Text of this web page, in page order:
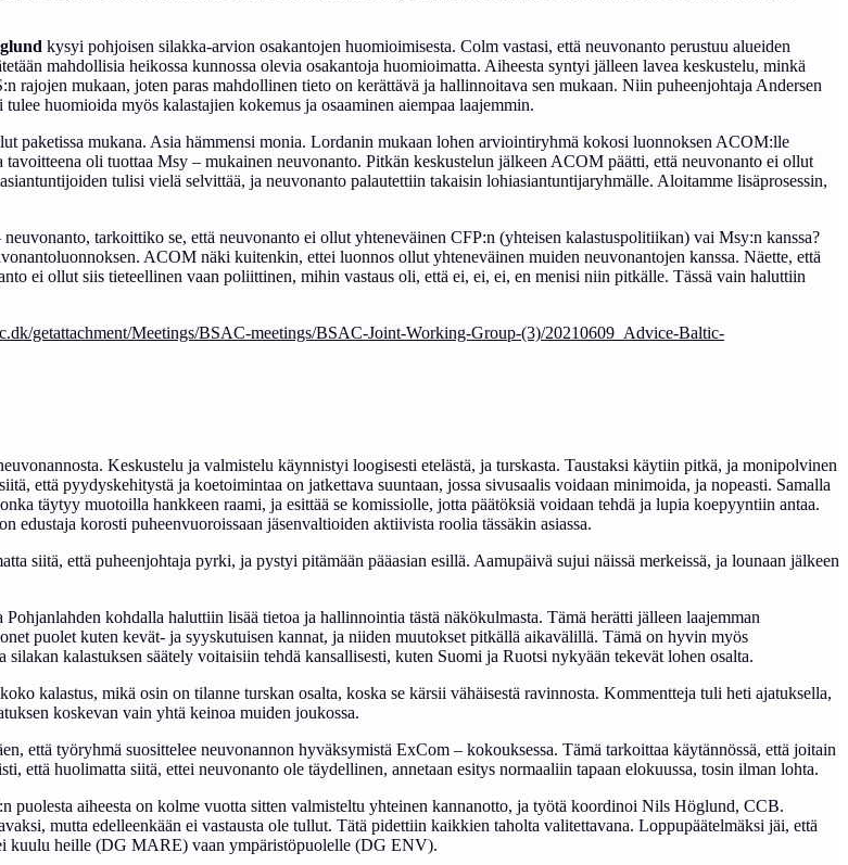
kysyi pohjoisen silakka-arvion osakantojen huomioimisesta. Colm vastasi, että neuvonanto perustuu alueiden
mahdollisia heikossa kunnossa olevia osakantoja huomioimatta. Aiheesta syntyi jälleen lavea keskustelu, minkä
rajojen mukaan, joten paras mahdollinen tieto on kerättävä ja hallinnoitava sen mukaan. Niin puheenjohtaja Andersen
huomioida myös kalastajien kokemus ja osaaminen aiempaa laajemmin.
paketissa mukana. Asia hämmensi monia. Lordanin mukaan lohen arviointiryhmä kokosi luonnoksen ACOM:lle
oli tuottaa Msy – mukainen neuvonanto. Pitkän keskustelun jälkeen ACOM päätti, että neuvonanto ei ollut
tulisi vielä selvittää, ja neuvonanto palautettiin takaisin lohiasiantuntijaryhmälle. Aloitamme lisäprosessin,
tarkoittiko se, että neuvonanto ei ollut yhteneväinen CFP:n (yhteisen kalastuspolitiikan) vai Msy:n kanssa?
ACOM näki kuitenkin, ettei luonnos ollut yhteneväinen muiden neuvonantojen kanssa. Näette, että
ei ollut siis tieteellinen vaan poliittinen, mihin vastaus oli, että ei, ei, ei, en menisi niin pitkälle. Tässä vain haluttiin
getattachment/Meetings/BSAC-meetings/BSAC-Joint-Working-Group-(3)/20210609_Advice-Baltic-
Keskustelu ja valmistelu käynnistyi loogisesti etelästä, ja turskasta. Taustaksi käytiin pitkä, ja monipolvinen
että pyydyskehitystä ja koetoimintaa on jatkettava suuntaan, jossa sivusaalis voidaan minimoida, ja nopeasti. Samalla
täytyy muotoilla hankkeen raami, ja esittää se komissiolle, jotta päätöksiä voidaan tehdä ja lupia koepyyntiin antaa.
korosti puheenvuoroissaan jäsenvaltioiden aktiivista roolia tässäkin asiassa.
siitä, että puheenjohtaja pyrki, ja pystyi pitämään pääasian esillä. Aamupäivä sujui näissä merkeissä, ja lounaan jälkeen
kohdalla haluttiin lisää tietoa ja hallinnointia tästä näkökulmasta. Tämä herätti jälleen laajemman
puolet kuten kevät- ja syyskutuisen kannat, ja niiden muutokset pitkällä aikavälillä. Tämä on hyvin myös
kalastuksen säätely voitaisiin tehdä kansallisesti, kuten Suomi ja Ruotsi nykyään tekevät lohen osalta.
kalastus, mikä osin on tilanne turskan osalta, koska se kärsii vähäisestä ravinnosta. Kommentteja tuli heti ajatuksella,
koskevan vain yhtä keinoa muiden joukossa.
että työryhmä suosittelee neuvonannon hyväksymistä ExCom – kokouksessa. Tämä tarkoittaa käytännössä, että joitain
että huolimatta siitä, ettei neuvonanto ole täydellinen, annetaan esitys normaaliin tapaan elokuussa, tosin ilman lohta.
aiheesta on kolme vuotta sitten valmisteltu yhteinen kannanotto, ja työtä koordinoi Nils Höglund, CCB.
mutta edelleenkään ei vastausta ole tullut. Tätä pidettiin kaikkien taholta valitettavana. Loppupäätelmäksi jäi, että
kuulu heille (DG MARE) vaan ympäristöpuolelle (DG ENV).